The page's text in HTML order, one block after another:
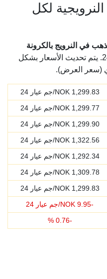
لكل
في النرويج بالكرونة
لكل غرام عيار 24. يتم تحديث الأسعار بشكل
(سعر العرض).
1,299.83 NOK/جم عيار 24
1,299.77 NOK/جم عيار 24
1,299.90 NOK/جم عيار 24
1,322.56 NOK/جم عيار 24
1,292.34 NOK/جم عيار 24
1,309.78 NOK/جم عيار 24
1,299.83 NOK/جم عيار 24
-
9.95
-
0.76
%